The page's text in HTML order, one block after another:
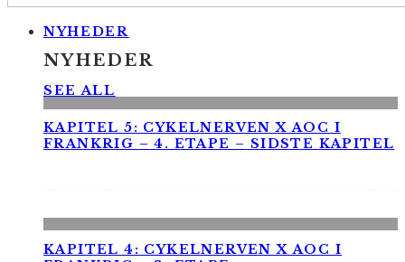
NYHEDER
NYHEDER
SEE ALL
KAPITEL 5: CYKELNERVEN X AOC I
FRANKRIG – 4. ETAPE – SIDSTE KAPITEL
KAPITEL 4: CYKELNERVEN X AOC I